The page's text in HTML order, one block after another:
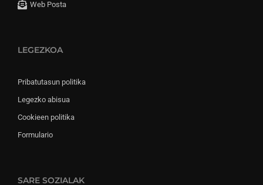
Web Posta
LEGEZKOA
Pribatutasun politika
Legezko abisua
Cookieen politika
Formulario
SARE SOZIALAK